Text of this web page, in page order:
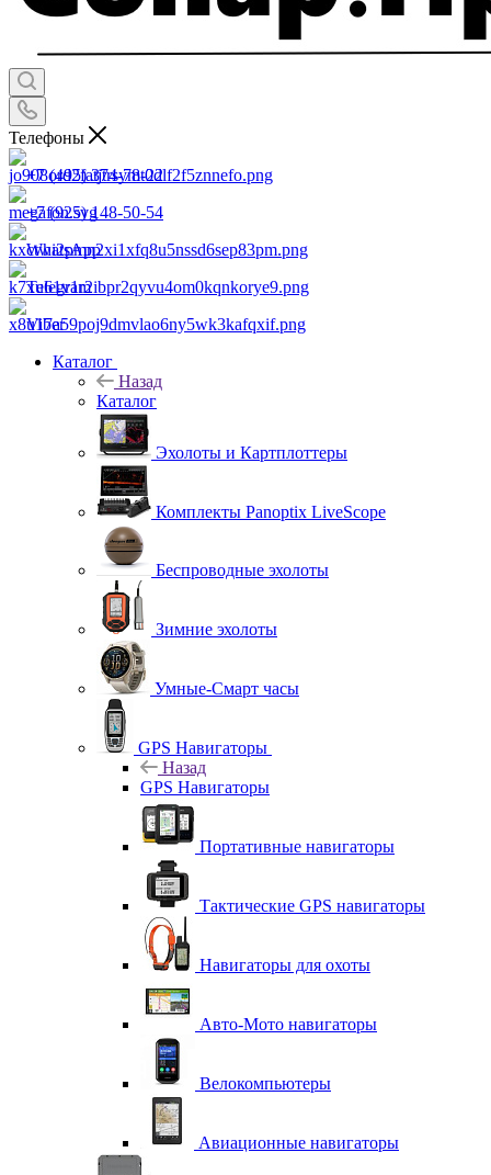
Телефоны
+7 (495) 374-78-22
+7 (925) 148-50-54
WhatsApp
Telegram
Viber
Каталог
Назад
Каталог
Эхолоты и Картплоттеры
Комплекты Panoptix LiveScope
Беспроводные эхолоты
Зимние эхолоты
Умные-Смарт часы
GPS Навигаторы
Назад
GPS Навигаторы
Портативные навигаторы
Тактические GPS навигаторы
Навигаторы для охоты
Авто-Мото навигаторы
Велокомпьютеры
Авиационные навигаторы